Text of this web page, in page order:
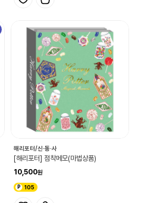
해리포터/신·동·사
[해리포터] 점착메모(마법상품)
10,500
105